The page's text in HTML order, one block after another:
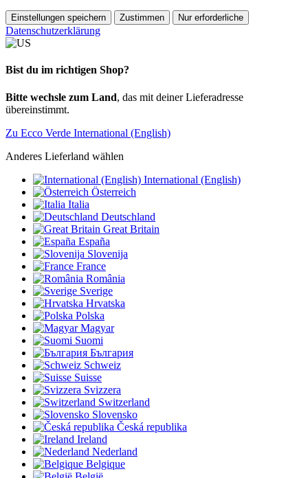
Einstellungen speichern Zustimmen Nur erforderliche
Datenschutzerklärung
Bist du im richtigen Shop?
Bitte wechsle zum Land, das mit deiner Lieferadresse
übereinstimmt.
Zu Ecco Verde International (English)
Anderes Lieferland wählen
International (English)
Österreich
Italia
Deutschland
Great Britain
España
Slovenija
France
România
Sverige
Hrvatska
Polska
Magyar
Suomi
България
Schweiz
Suisse
Svizzera
Switzerland
Slovensko
Česká republika
Ireland
Nederland
Belgique